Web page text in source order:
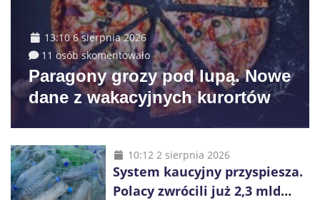
13:10 6 sierpnia 2026
11 osób skomentowało
Paragony grozy pod lupą. Nowe
dane z wakacyjnych kurortów
10:12 2 sierpnia 2026
System kaucyjny przyspiesza.
Polacy zwrócili już 2,3 mld